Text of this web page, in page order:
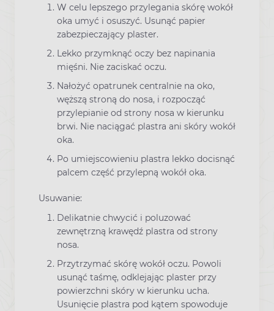
W celu lepszego przylegania skórę wokół
oka umyć i osuszyć. Usunąć papier
zabezpieczający plaster.
Lekko przymknąć oczy bez napinania
mięśni. Nie zaciskać oczu.
Nałożyć opatrunek centralnie na oko,
węższą stroną do nosa, i rozpocząć
przylepianie od strony nosa w kierunku
brwi. Nie naciągać plastra ani skóry wokół
oka.
Po umiejscowieniu plastra lekko docisnąć
palcem część przylepną wokół oka.
Usuwanie:
Delikatnie chwycić i poluzować
zewnętrzną krawędź plastra od strony
nosa.
Przytrzymać skórę wokół oczu. Powoli
usunąć taśmę, odklejając plaster przy
powierzchni skóry w kierunku ucha.
Usunięcie plastra pod kątem spowoduje